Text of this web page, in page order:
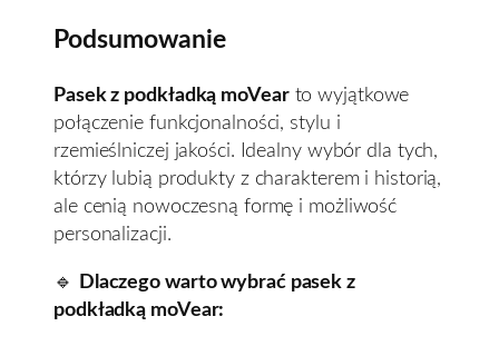
Podsumowanie
Pasek z podkładką moVearto wyjątkowe
połączenie funkcjonalności, stylu i
rzemieślniczej jakości. Idealny wybór dla tych,
którzy lubią produkty z charakterem i historią,
ale cenią nowoczesną formę i możliwość
personalizacji.
🔹
Dlaczego warto wybrać pasek z
podkładką moVear: